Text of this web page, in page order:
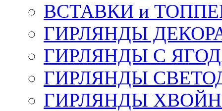
ВСТАВКИ и
ГИРЛЯНДЫ
ГИРЛЯНДЫ С
ГИРЛЯНДЫ
ГИРЛЯНДЫ